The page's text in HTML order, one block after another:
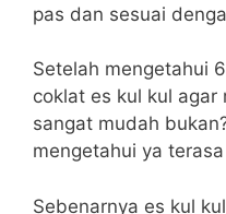
pas dan sesuai
Setelah mengetahui
coklat es kul kul
sangat mudah
mengetahui ya
Sebenarnya es kul